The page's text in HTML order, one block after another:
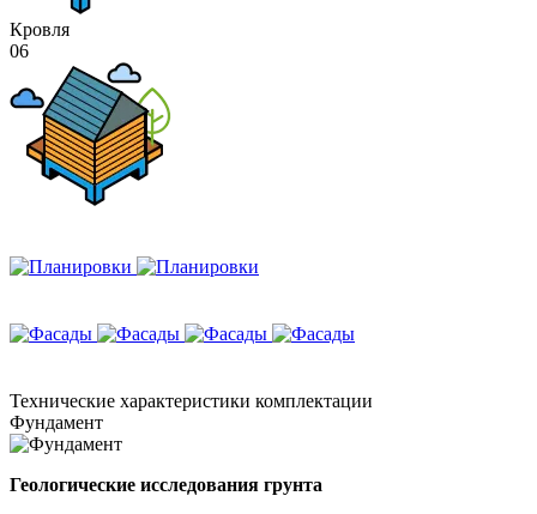
Кровля
06
Технические характеристики комплектации
Фундамент
Геологические исследования грунта